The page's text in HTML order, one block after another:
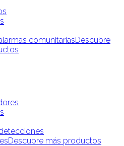
comunitariasDescubre
Descubre más productos